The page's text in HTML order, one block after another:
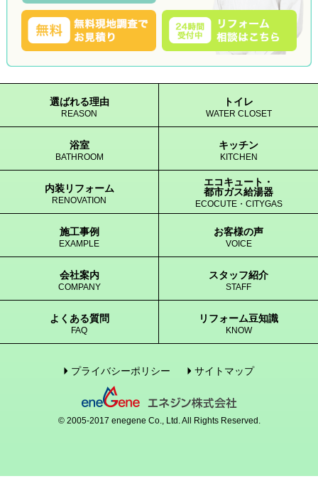
選ばれる理由
REASON
トイレ
WATER CLOSET
浴室
BATHROOM
キッチン
KITCHEN
内装リフォーム
RENOVATION
エコキュート・
都市ガス給湯器
ECOCUTE・CITYGAS
施工事例
EXAMPLE
お客様の声
VOICE
会社案内
COMPANY
スタッフ紹介
STAFF
よくある質問
FAQ
リフォーム豆知識
KNOW
プライバシーポリシー サイトマップ
© 2005-2017 enegene Co., Ltd. All Rights Reserved.